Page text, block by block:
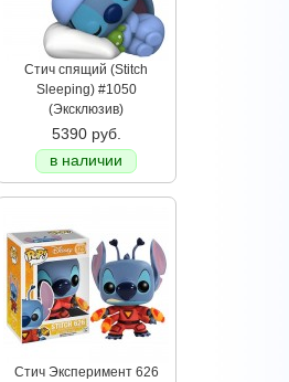
Стич спящий (Stitch
Sleeping) #1050
(Эксклюзив)
5390 руб.
в наличии
Стич Эксперимент 626